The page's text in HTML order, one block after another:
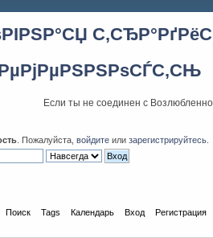
Если ты не соединен с
. Пожалуйста, войдите или зарегистрируйтесь
Поиск Tags Календарь Вход Регистрация